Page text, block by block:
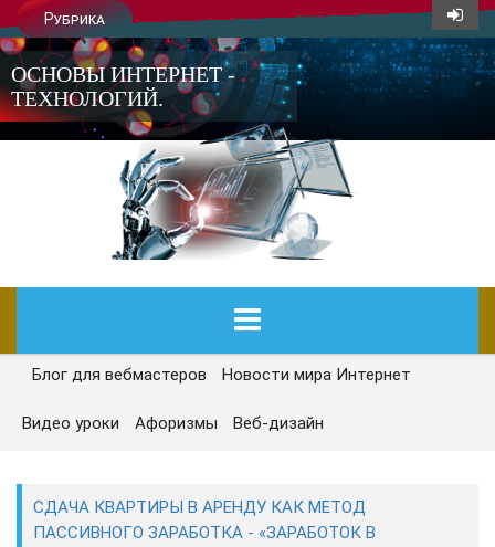
Рубрика
ОСНОВЫ ИНТЕРНЕТ -
ТЕХНОЛОГИЙ.
ГЛАВНАЯ
СЕГОДНЯ
Блог для вебмастеров Новости мира Интернет
Видео уроки Афоризмы Веб-дизайн
СДАЧА КВАРТИРЫ В АРЕНДУ КАК МЕТОД
ПАССИВНОГО ЗАРАБОТКА - «ЗАРАБОТОК В